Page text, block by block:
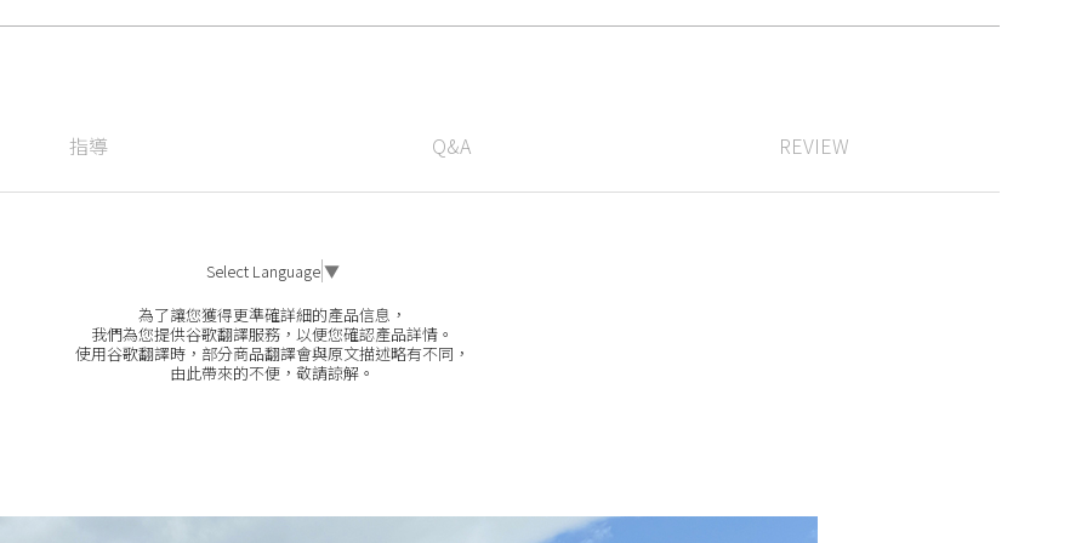
指導 Q&A REVIEW
Select Language▼
為了讓您獲得更準確詳細的產品信息，
我們為您提供谷歌翻譯服務，以便您確認產品詳情。
使用谷歌翻譯時，部分商品翻譯會與原文描述略有不同，
由此帶來的不便，敬請諒解。